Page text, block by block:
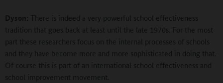
Dyson: There is indeed a very powerful school effectiveness
tradition that goes back at least until the late 1970s. For the most
part these researchers focus on the internal processes of schools
and they have become more and more sophisticated in doing that.
Of course this is part of an international school effectiveness and
school improvement movement.